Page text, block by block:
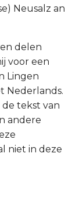
Neusalz an
delen
voor een
Lingen
Nederlands.
tekst van
andere
niet in deze